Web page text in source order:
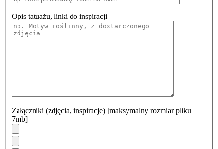
Opis tatuażu, linki do inspiracji
Załączniki (zdjęcia, inspiracje) [maksymalny rozmiar pliku
7mb]